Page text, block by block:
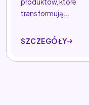
transformują...
SZCZEGÓŁY